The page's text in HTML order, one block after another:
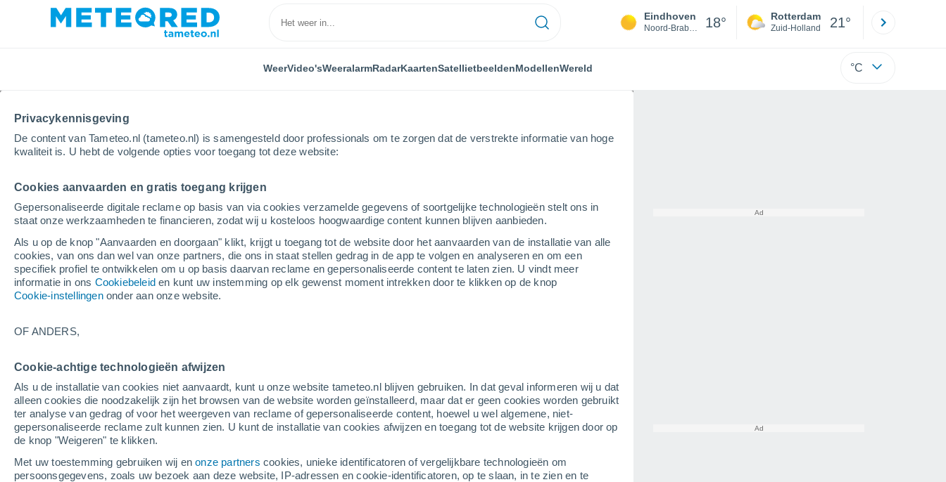
Privacykennisgeving
De content van Tameteo.nl (tameteo.nl) is samengesteld door professionals om te zorgen dat de verstrekte informatie van hoge
kwaliteit is. U hebt de volgende opties voor toegang tot deze website:
Cookies aanvaarden en gratis toegang krijgen
Gepersonaliseerde digitale reclame op basis van via cookies verzamelde gegevens of soortgelijke technologieën stelt ons in
staat onze werkzaamheden te financieren, zodat wij u kosteloos hoogwaardige content kunnen blijven aanbieden.
Als u op de knop "Aanvaarden en doorgaan" klikt, krijgt u toegang tot de website door het aanvaarden van de installatie van alle
cookies, van ons dan wel van onze partners, die ons in staat stellen gedrag in de app te volgen en analyseren en om een
specifiek profiel te ontwikkelen om u op basis daarvan reclame en gepersonaliseerde content te laten zien. U vindt meer
informatie in ons Cookiebeleid en kunt uw instemming op elk gewenst moment intrekken door te klikken op de knop
Cookie-instellingenonder aan onze website.
OF ANDERS,
Cookie-achtige technologieën afwijzen
Als u de installatie van cookies niet aanvaardt, kunt u onze website tameteo.nl blijven gebruiken. In dat geval informeren wij u dat
alleen cookies die noodzakelijk zijn het browsen van de website worden geïnstalleerd, maar dat er geen cookies worden gebruikt
ter analyse van gedrag of voor het weergeven van reclame of gepersonaliseerde content, hoewel u wel algemene, niet-
gepersonaliseerde reclame zult kunnen zien. U kunt de installatie van cookies afwijzen en toegang tot de website krijgen door op
de knop "Weigeren" te klikken.
Met uw toestemming gebruiken wij enonze partners cookies, unieke identificatoren of vergelijkbare technologieën om
persoonsgegevens, zoals uw bezoek aan deze website, IP-adressen en cookie-identificatoren, op te slaan, in te zien en te
Eindhoven
Noord-Brabant 18° Rotterdam
Zuid-Holland 21°
WeerVideo'sWeeralarmRadarKaartenSatellietbeeldenModellenWereld °C
Home Marokko
Weer in Marokko. Verwachting voor de
komende 14 dagen
Vandaag, 8 augustus Hele dag
Fes
24°
Errachidia
Taza
Rabat
Safi
42°
26°
Beni Mellal
37°